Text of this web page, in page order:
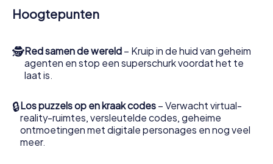
excelleren om de slechteriken te stoppen. In
tegenstelling tot James Bond en Co. zullen jouw daden
jezelf en jouw team in de hoogste score van Hyvinkää en
krijg toegang tot jouw eigen fotogalerij. De escape game
van myCityHunt verandert Hyvinkää in jouw eigen
wereld van spionage en geheime agenten en verander
Hyvinkää in een escaperoom in de buitenlucht!
Hoogtepunten
🕵Red samen de wereld – Kruip in de huid van geheim
agenten en stop een superschurk voordat het te
laat is.
🔒Los puzzels op en kraak codes – Verwacht virtual-
reality-ruimtes, versleutelde codes, geheime
ontmoetingen met digitale personages en nog veel
meer.